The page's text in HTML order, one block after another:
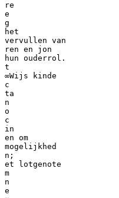
re
e
g
het
vervullen van
ren en jon
hun ouderrol.
t
∞Wijs kinde
c
ta
n
o
c
in
en om
mogelijkhed
n;
et lotgenote
m
n
e